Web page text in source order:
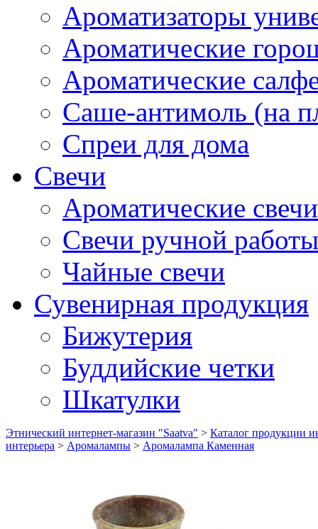
Ароматизаторы
Ароматические
Ароматические
Саше-антимоль (на
Спреи для дома
Свечи
Ароматические свечи
Свечи ручной работы
Чайные свечи
Сувенирная продукция
Бижутерия
Буддийские четки
Шкатулки
Этнический интернет-магазин "Saatva" > Каталог продукции
интерьера > Аромалампы > Аромалампа Каменная